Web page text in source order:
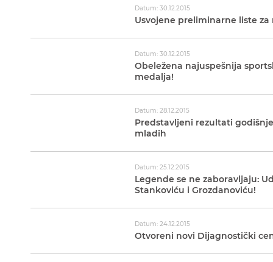
Datum: 30.12.2015
Usvojene preliminarne liste
Datum: 30.12.2015
Obeležena najuspešnija
medalja!
Datum: 28.12.2015
Predstavljeni rezultati
mladih
Datum: 25.12.2015
Legende se ne zaboravljaju:
Stankoviću i Grozdanoviću!
Datum: 24.12.2015
Otvoreni novi Dijagnostički